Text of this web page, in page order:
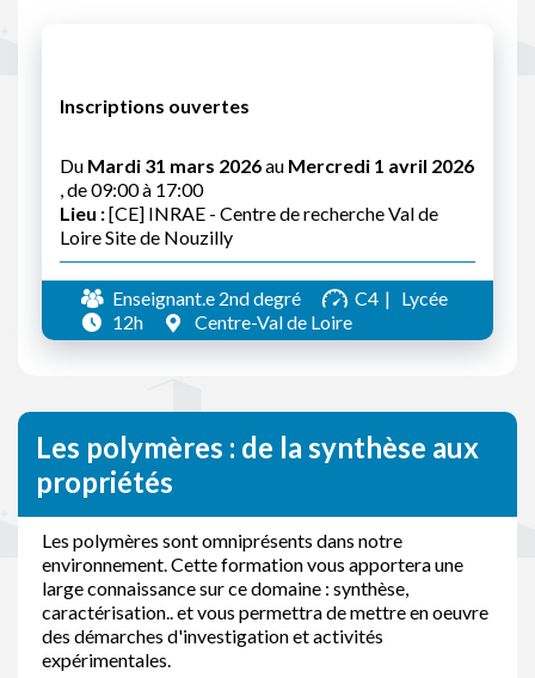
Inscriptions ouvertes
Du Mardi 31 mars 2026au Mercredi 1 avril 2026
, de 09:00 à 17:00
Lieu :[CE] INRAE - Centre de recherche Val de
Loire Site de Nouzilly
Enseignant.e 2nd degré C4
Lycée
12h
Centre-Val de Loire
Les polymères : de la synthèse aux
propriétés
Les polymères sont omniprésents dans notre
environnement. Cette formation vous apportera une
large connaissance sur ce domaine : synthèse,
caractérisation.. et vous permettra de mettre en oeuvre
des démarches d'investigation et activités
expérimentales.